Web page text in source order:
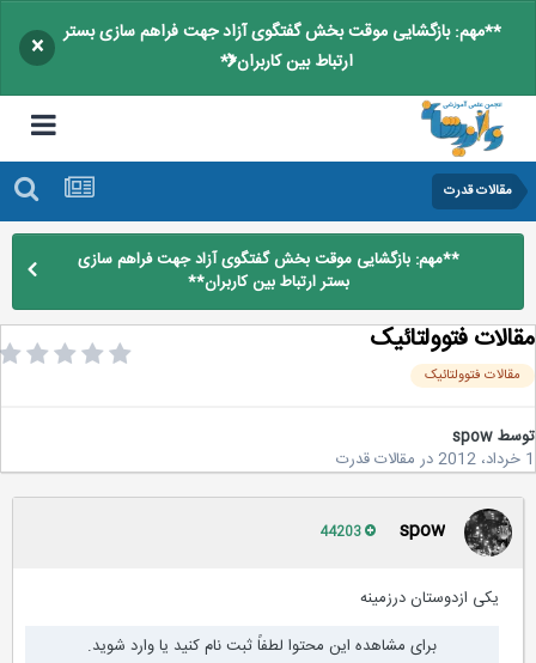
**مهم: بازگشایی موقت بخش گفتگوی آزاد جهت فراهم سازی بستر
ارتباط بین کاربران**
×
مقالات قدرت
**مهم: بازگشایی موقت بخش گفتگوی آزاد جهت فراهم سازی
بستر ارتباط بین کاربران**
فتوولتائیک
فتوولتائیک
spow
درمقالات قدرت
spow
یکی ازدوستان درزمینه
برای مشاهده این محتوا لطفاً ثبت نام کنید یا وارد شوید.